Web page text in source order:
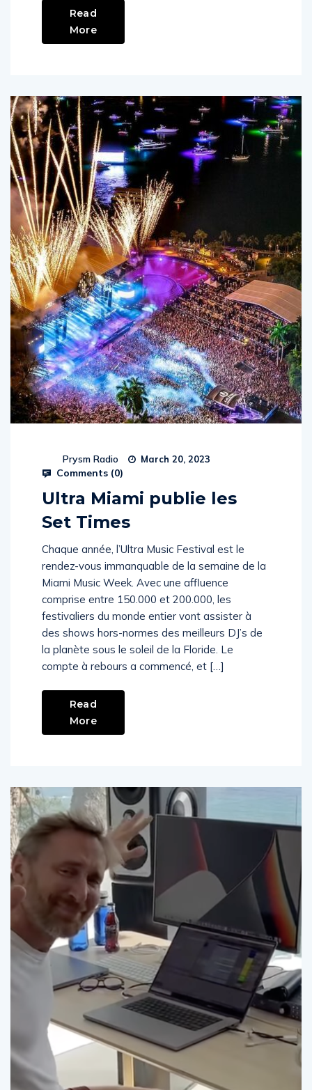
Read
More
Prysm Radio March 20, 2023
Comments (0)
Ultra Miami publie les
Set Times
Chaque année, l’Ultra Music Festival est le
rendez-vous immanquable de la semaine de la
Miami Music Week. Avec une affluence
comprise entre 150.000 et 200.000, les
festivaliers du monde entier vont assister à
des shows hors-normes des meilleurs DJ’s de
la planète sous le soleil de la Floride. Le
compte à rebours a commencé, et […]
Read
More